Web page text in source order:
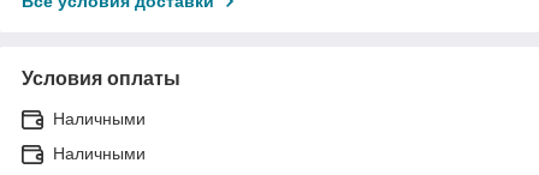
Условия оплаты
Наличными
Наличными